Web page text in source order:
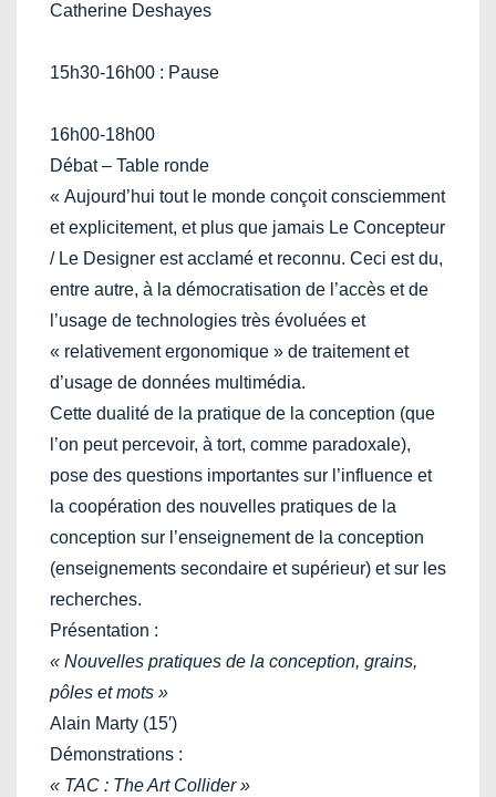
Catherine Deshayes
15h30-16h00 : Pause
16h00-18h00
Débat – Table ronde
« Aujourd’hui tout le monde conçoit consciemment
et explicitement, et plus que jamais Le Concepteur
/ Le Designer est acclamé et reconnu. Ceci est du,
entre autre, à la démocratisation de l’accès et de
l’usage de technologies très évoluées et
« relativement ergonomique » de traitement et
d’usage de données multimédia.
Cette dualité de la pratique de la conception (que
l’on peut percevoir, à tort, comme paradoxale),
pose des questions importantes sur l’influence et
la coopération des nouvelles pratiques de la
conception sur l’enseignement de la conception
(enseignements secondaire et supérieur) et sur les
recherches.
Présentation :
« Nouvelles pratiques de la conception, grains,
pôles et mots »
Alain Marty (15′)
Démonstrations :
« TAC : The Art Collider »